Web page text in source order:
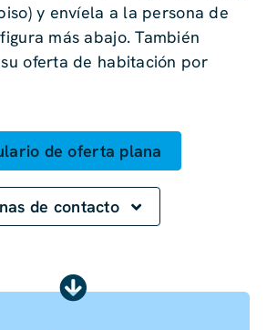
y envíela a la persona de
más abajo. También
oferta de habitación por
de oferta plana
de contacto